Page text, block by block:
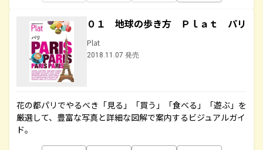
０１ 地球の歩き方 Ｐｌａｔ パリ
Plat
2018.11.07 発売
花の都パリでやるべき「見る」「買う」「食べる」「遊ぶ」を
厳選して、豊富な写真と詳細な図解で案内するビジュアルガイ
ド。